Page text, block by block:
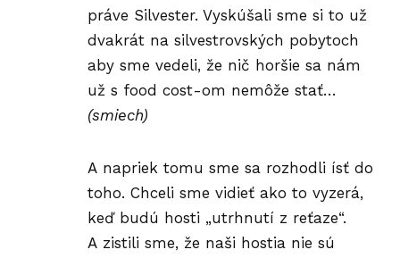
práve Silvester. Vyskúšali sme si to už
dvakrát na silvestrovských pobytoch
aby sme vedeli, že nič horšie sa nám
už s food cost-om nemôže stať…
(smiech)
A napriek tomu sme sa rozhodli ísť do
toho. Chceli sme vidieť ako to vyzerá,
keď budú hosti „utrhnutí z reťaze“.
A zistili sme, že naši hostia nie sú